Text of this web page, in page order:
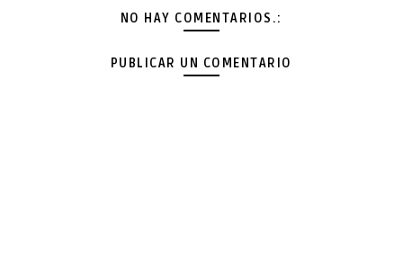
NO HAY COMENTARIOS.:
PUBLICAR UN COMENTARIO